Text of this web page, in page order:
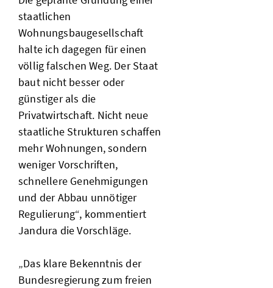
staatlichen
Wohnungsbaugesellschaft
halte ich dagegen für einen
völlig falschen Weg. Der Staat
baut nicht besser oder
günstiger als die
Privatwirtschaft. Nicht neue
staatliche Strukturen schaffen
mehr Wohnungen, sondern
weniger Vorschriften,
schnellere Genehmigungen
und der Abbau unnötiger
Regulierung“, kommentiert
Jandura die Vorschläge.
„Das klare Bekenntnis der
Bundesregierung zum freien